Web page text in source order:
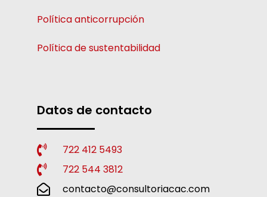
Política anticorrupción
Política de sustentabilidad
Datos de contacto
722 412 5493
722 544 3812
contacto@consultoriacac.com